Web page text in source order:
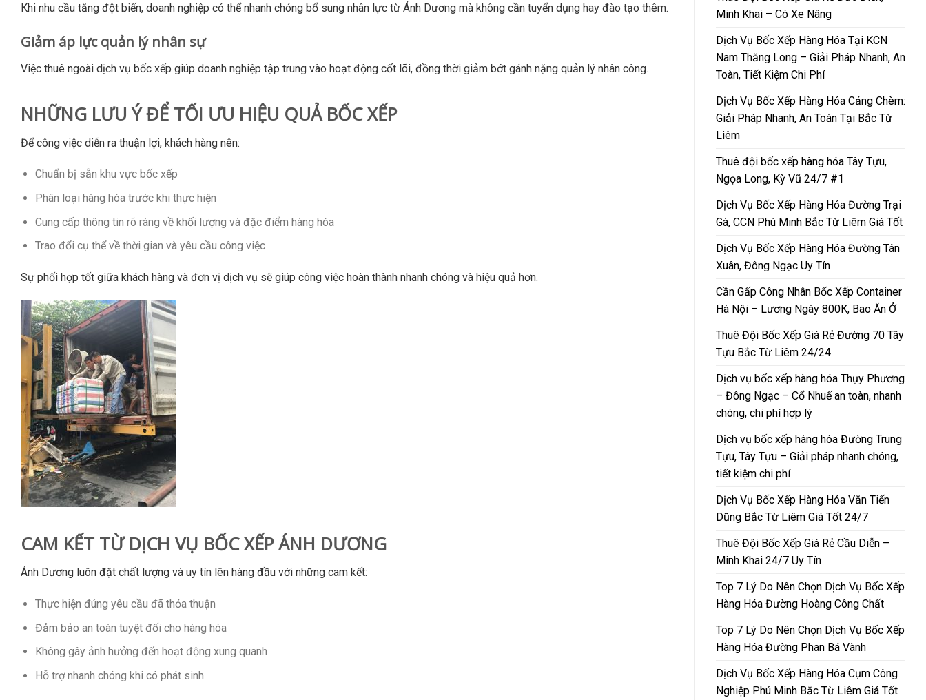
Khi nhu cầu tăng đột biến, doanh nghiệp có thể nhanh chóng bổ sung nhân lực từ Ánh Dương mà không cần tuyển dụng hay đào tạo thêm.
Giảm áp lực quản lý nhân sự
Việc thuê ngoài dịch vụ bốc xếp giúp doanh nghiệp tập trung vào hoạt động cốt lõi, đồng thời giảm bớt gánh nặng quản lý nhân công.
NHỮNG LƯU Ý ĐỂ TỐI ƯU HIỆU QUẢ BỐC XẾP
Để công việc diễn ra thuận lợi, khách hàng nên:
Chuẩn bị sẵn khu vực bốc xếp
Phân loại hàng hóa trước khi thực hiện
Cung cấp thông tin rõ ràng về khối lượng và đặc điểm hàng hóa
Trao đổi cụ thể về thời gian và yêu cầu công việc
Sự phối hợp tốt giữa khách hàng và đơn vị dịch vụ sẽ giúp công việc hoàn thành nhanh chóng và hiệu quả hơn.
CAM KẾT TỪ DỊCH VỤ BỐC XẾP ÁNH DƯƠNG
Ánh Dương luôn đặt chất lượng và uy tín lên hàng đầu với những cam kết:
Thực hiện đúng yêu cầu đã thỏa thuận
Đảm bảo an toàn tuyệt đối cho hàng hóa
Không gây ảnh hưởng đến hoạt động xung quanh
Hỗ trợ nhanh chóng khi có phát sinh
Minh Khai – Có Xe Nâng
Dịch Vụ Bốc Xếp Hàng Hóa Tại KCN
Nam Thăng Long – Giải Pháp Nhanh, An
Toàn, Tiết Kiệm Chi Phí
Dịch Vụ Bốc Xếp Hàng Hóa Cảng Chèm:
Giải Pháp Nhanh, An Toàn Tại Bắc Từ
Liêm
Thuê đội bốc xếp hàng hóa Tây Tựu,
Ngọa Long, Kỳ Vũ 24/7 #1
Dịch Vụ Bốc Xếp Hàng Hóa Đường Trại
Gà, CCN Phú Minh Bắc Từ Liêm Giá Tốt
Dịch Vụ Bốc Xếp Hàng Hóa Đường Tân
Xuân, Đông Ngạc Uy Tín
Cần Gấp Công Nhân Bốc Xếp Container
Hà Nội – Lương Ngày 800K, Bao Ăn Ở
Thuê Đội Bốc Xếp Giá Rẻ Đường 70 Tây
Tựu Bắc Từ Liêm 24/24
Dịch vụ bốc xếp hàng hóa Thụy Phương
– Đông Ngạc – Cổ Nhuế an toàn, nhanh
chóng, chi phí hợp lý
Dịch vụ bốc xếp hàng hóa Đường Trung
Tựu, Tây Tựu – Giải pháp nhanh chóng,
tiết kiệm chi phí
Dịch Vụ Bốc Xếp Hàng Hóa Văn Tiến
Dũng Bắc Từ Liêm Giá Tốt 24/7
Thuê Đội Bốc Xếp Giá Rẻ Cầu Diễn –
Minh Khai 24/7 Uy Tín
Top 7 Lý Do Nên Chọn Dịch Vụ Bốc Xếp
Hàng Hóa Đường Hoàng Công Chất
Top 7 Lý Do Nên Chọn Dịch Vụ Bốc Xếp
Hàng Hóa Đường Phan Bá Vành
Dịch Vụ Bốc Xếp Hàng Hóa Cụm Công
Nghiệp Phú Minh Bắc Từ Liêm Giá Tốt